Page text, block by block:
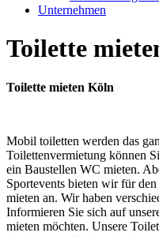
Unternehmen
Toilette
Toilette mieten Köln
Mobil toiletten werden das
Toilettenvermietung können
ein Baustellen WC mieten.
Sportevents bieten wir für
mieten an. Wir haben
Informieren Sie sich auf
mieten möchten. Unsere